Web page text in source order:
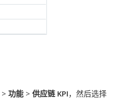
> 功能 > 供应链 KPI，然后选择